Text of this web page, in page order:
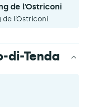
de l’Ostriconi
l’Ostriconi.
di-Tenda